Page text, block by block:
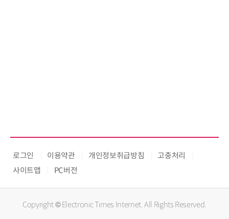
로그인 이용약관 개인정보취급방침
고충처리
사이트맵
PC버전
Copyright © Electronic Times Internet. All Rights Reserved.